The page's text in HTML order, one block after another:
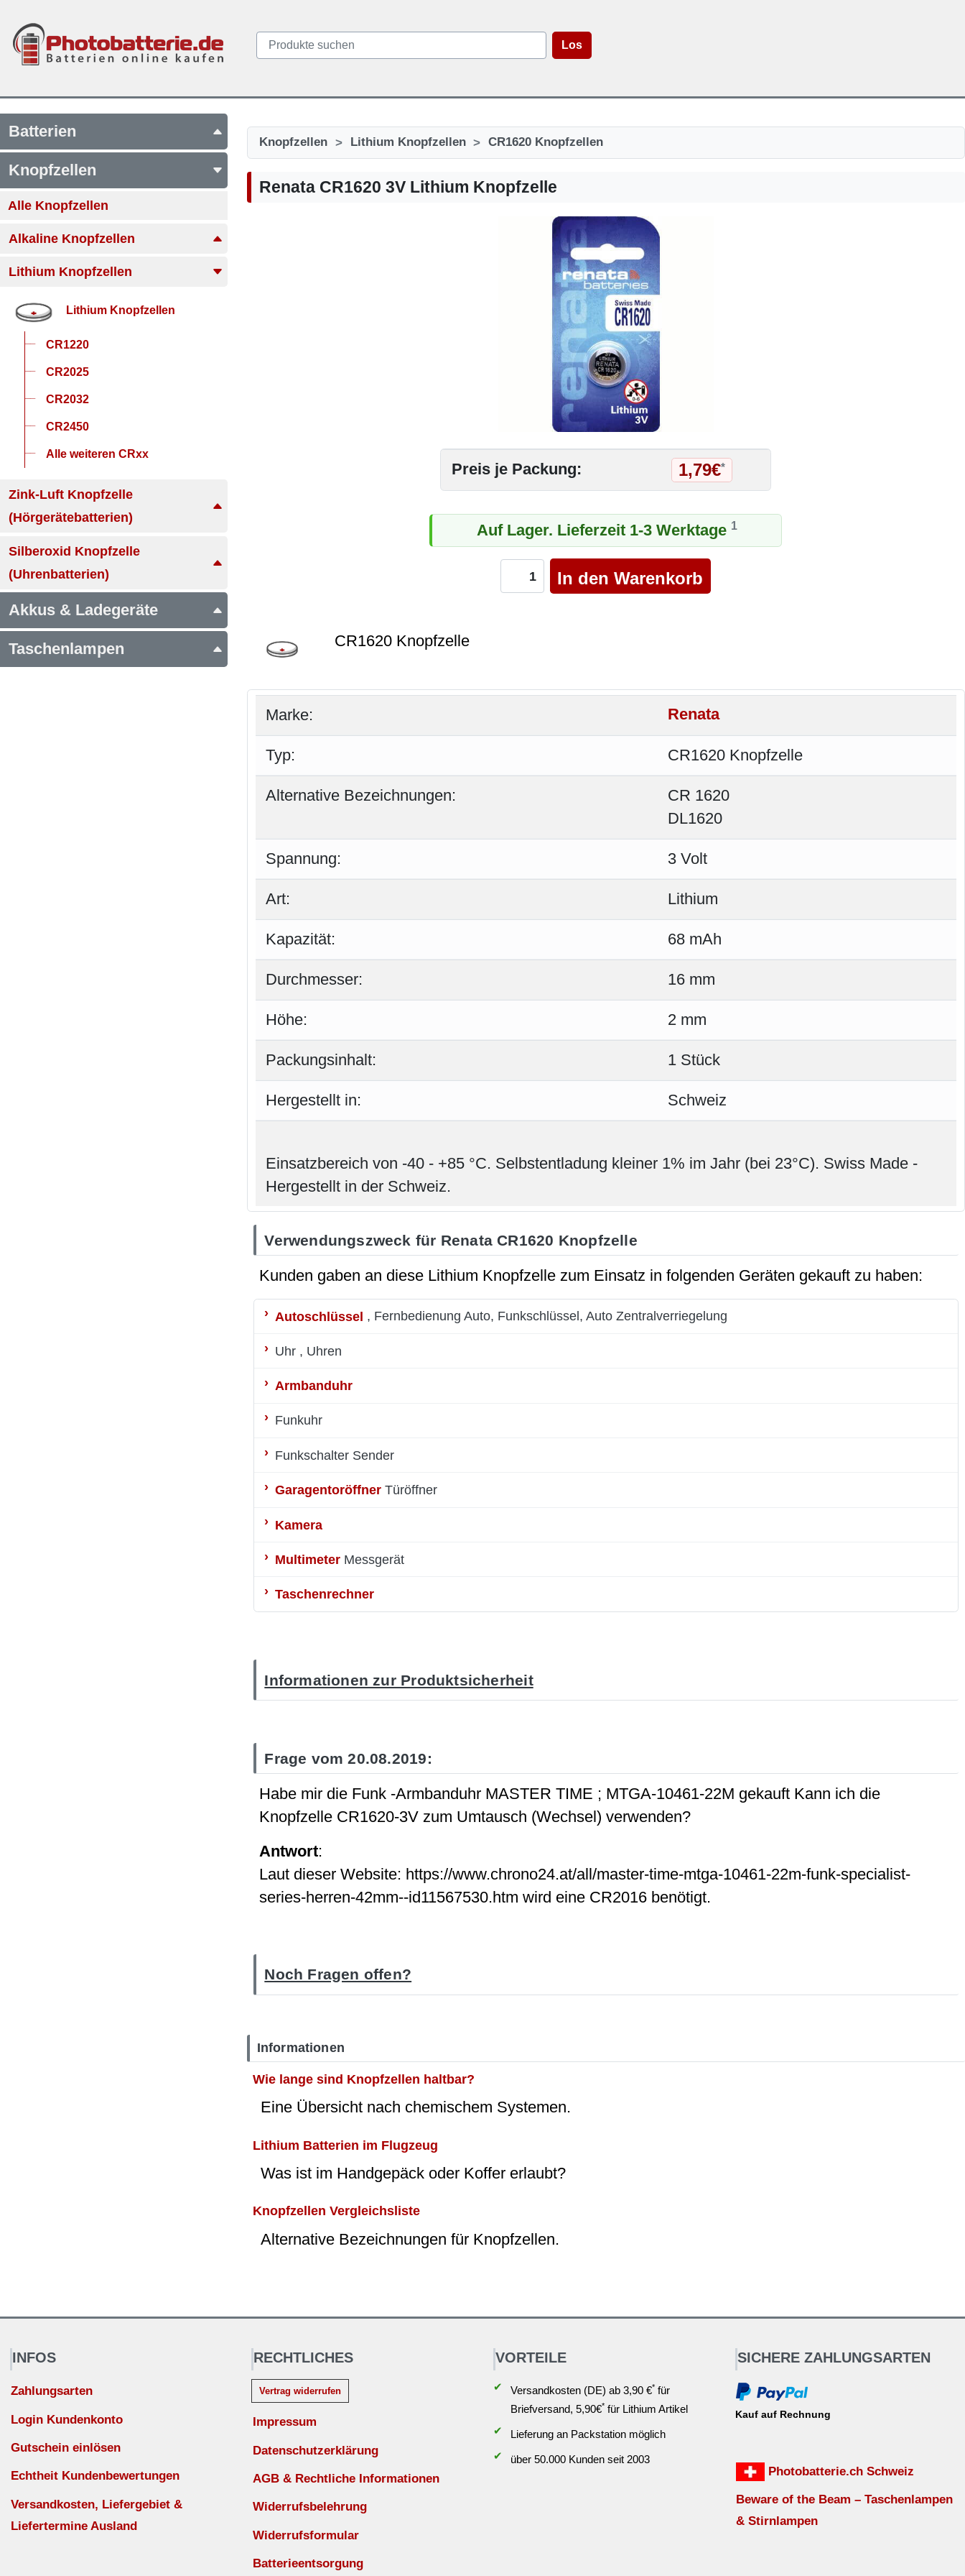
Los
Batterien
Knopfzellen
Alle Knopfzellen
Alkaline Knopfzellen
Lithium Knopfzellen
Lithium Knopfzellen
CR1220
CR2025
CR2032
CR2450
Alle weiteren CRxx
Zink-Luft Knopfzelle
(Hörgerätebatterien)
Silberoxid Knopfzelle
(Uhrenbatterien)
Akkus & Ladegeräte
Taschenlampen
Knopfzellen > Lithium Knopfzellen > CR1620 Knopfzellen
Renata CR1620 3V Lithium Knopfzelle
Preis je Packung: 1,79€*
Auf Lager. Lieferzeit 1-3 Werktage 1
CR1620 Knopfzelle
Marke: Renata
Typ: CR1620 Knopfzelle
Alternative Bezeichnungen:
CR 1620
DL1620
Spannung: 3 Volt
Art: Lithium
Kapazität: 68 mAh
Durchmesser: 16 mm
Höhe: 2 mm
Packungsinhalt: 1 Stück
Hergestellt in: Schweiz
Einsatzbereich von -40 - +85 °C. Selbstentladung kleiner 1% im Jahr (bei 23°C). Swiss Made -
Hergestellt in der Schweiz.
Verwendungszweck für Renata CR1620 Knopfzelle
Kunden gaben an diese Lithium Knopfzelle zum Einsatz in folgenden Geräten gekauft zu haben:
Autoschlüssel , Fernbedienung Auto, Funkschlüssel, Auto Zentralverriegelung
Uhr , Uhren
Armbanduhr
Funkuhr
Funkschalter Sender
Garagentoröffner Türöffner
Kamera
Multimeter Messgerät
Taschenrechner
Informationen zur Produktsicherheit
Frage vom 20.08.2019:
Habe mir die Funk -Armbanduhr MASTER TIME ; MTGA-10461-22M gekauft Kann ich die
Knopfzelle CR1620-3V zum Umtausch (Wechsel) verwenden?
Antwort:
Laut dieser Website: https://www.chrono24.at/all/master-time-mtga-10461-22m-funk-specialist-
series-herren-42mm--id11567530.htm wird eine CR2016 benötigt.
Noch Fragen offen?
Informationen
Wie lange sind Knopfzellen haltbar?
Eine Übersicht nach chemischem Systemen.
Lithium Batterien im Flugzeug
Was ist im Handgepäck oder Koffer erlaubt?
Knopfzellen Vergleichsliste
Alternative Bezeichnungen für Knopfzellen.
INFOS
Zahlungsarten
Login Kundenkonto
Gutschein einlösen
Echtheit Kundenbewertungen
Versandkosten, Liefergebiet &
Liefertermine Ausland
RECHTLICHES
Vertrag widerrufen
Impressum
Datenschutzerklärung
AGB & Rechtliche Informationen
Widerrufsbelehrung
Widerrufsformular
Batterieentsorgung
VORTEILE
✔ Versandkosten (DE) ab 3,90 €* für
Briefversand, 5,90€* für Lithium Artikel
✔
Lieferung an Packstation möglich
✔
über 50.000 Kunden seit 2003
SICHERE ZAHLUNGSARTEN
Kauf auf Rechnung
Photobatterie.ch Schweiz
Beware of the Beam – Taschenlampen
& Stirnlampen